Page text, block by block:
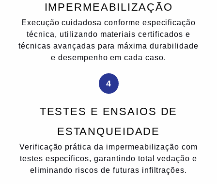
IMPERMEABILIZAÇÃO
Execução cuidadosa conforme especificação
técnica, utilizando materiais certificados e
técnicas avançadas para máxima durabilidade
e desempenho em cada caso.
4
TESTES E ENSAIOS DE
ESTANQUEIDADE
Verificação prática da impermeabilização com
testes específicos, garantindo total vedação e
eliminando riscos de futuras infiltrações.